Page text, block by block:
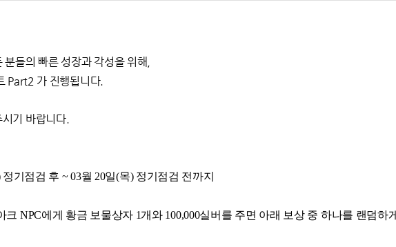
들의 빠른 성장과 각성을 위해,
Part2 가 진행됩니다.
기 바랍니다.
기점검 후 ~ 03월 20일(목) 정기점검 전까지
NPC에게 황금 보물상자 1개와 100,000실버를 주면 아래 보상 중 하나를 랜덤하